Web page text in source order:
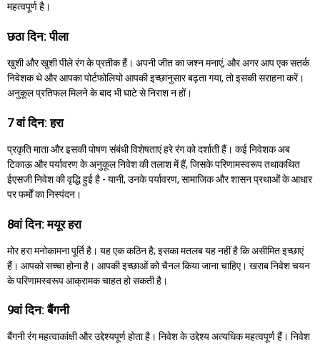
महत्वपूर्ण है।
छठा दिन: पीला
खुशी और खुशी पीले रंग के प्रतीक हैं। अपनी जीत का जश्न मनाएं, और अगर आप एक सतर्क
निवेशक थे और आपका पोर्टफोलियो आपकी इच्छानुसार बढ़ता गया, तो इसकी सराहना करें।
अनुकूल प्रतिफल मिलने के बाद भी घाटे से निराश न हों।
7 वां दिन: हरा
प्रकृति माता और इसकी पोषण संबंधी विशेषताएं हरे रंग को दर्शाती हैं। कई निवेशक अब
टिकाऊ और पर्यावरण के अनुकूल निवेश की तलाश में हैं, जिसके परिणामस्वरूप तथाकथित
ईएसजी निवेश की वृद्धि हुई है - यानी, उनके पर्यावरण, सामाजिक और शासन प्रथाओं के आधार
पर फर्मों का निस्पंदन।
8वां दिन: मयूर हरा
मोर हरा मनोकामना पूर्ति है। यह एक कठिन है; इसका मतलब यह नहीं है कि असीमित इच्छाएं
हैं। आपको सच्चा होना है। आपकी इच्छाओं को चैनल किया जाना चाहिए। खराब निवेश चयन
के परिणामस्वरूप आक्रामक चाहत हो सकती है।
9वां दिन: बैंगनी
बैंगनी रंग महत्वाकांक्षी और उद्देश्यपूर्ण होता है। निवेश के उद्देश्य अत्यधिक महत्वपूर्ण हैं। निवेश